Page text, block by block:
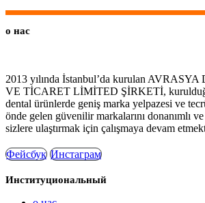
о нас
2013 yılında İstanbul’da kurulan
VE TİCARET LİMİTED ŞİRKETİ,
dental ürünlerde geniş marka yelpazesi ve
önde gelen güvenilir markalarını donanımlı
sizlere ulaştırmak için çalışmaya devam
Фейсбук Инстаграм
Институциональный